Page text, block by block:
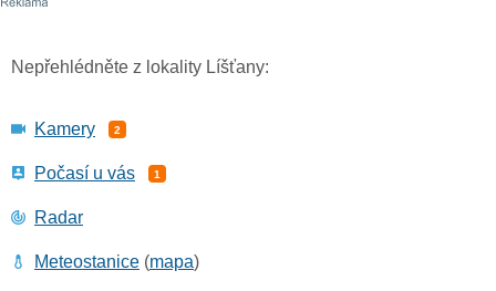
Nepřehlédněte z lokality Líšťany:
Kamery 2
Počasí u vás 1
Radar
Meteostanice (mapa)